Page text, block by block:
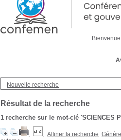
Nouvelle recherche
Résultat de la recherche
1 recherche sur le mot-clé 'SCIENCES
Affiner la recherche